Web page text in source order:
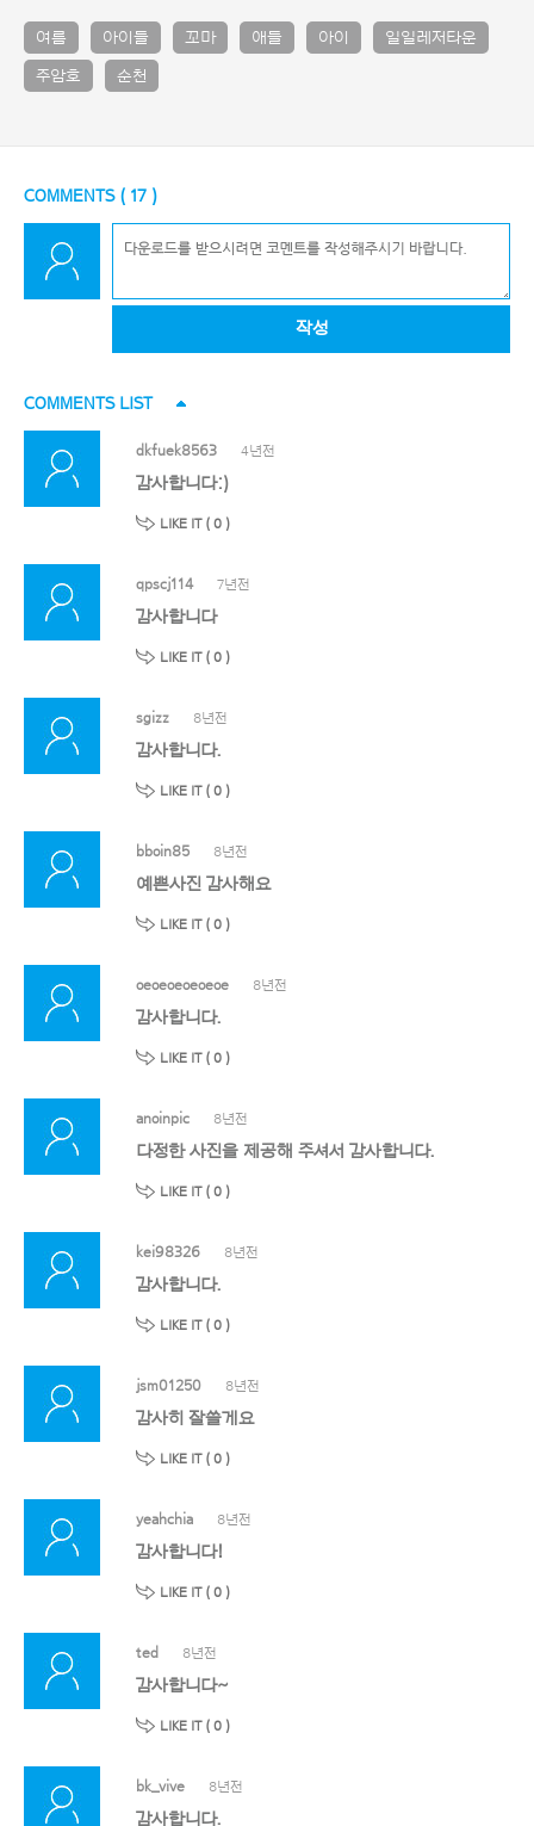
여름 아이들 꼬마 애들 아이 일일레저타운
주암호 순천
COMMENTS ( 17 )
작성
COMMENTS LIST
dkfuek8563 4년전
감사합니다:)
LIKE IT ( 0 )
qpscj114 7년전
감사합니다
LIKE IT ( 0 )
sgizz 8년전
감사합니다.
LIKE IT ( 0 )
bboin85 8년전
예쁜사진 감사해요
LIKE IT ( 0 )
oeoeoeoeoeoe 8년전
감사합니다.
LIKE IT ( 0 )
anoinpic 8년전
다정한 사진을 제공해 주셔서 감사합니다.
LIKE IT ( 0 )
kei98326 8년전
감사합니다.
LIKE IT ( 0 )
jsm01250 8년전
감사히 잘쓸게요
LIKE IT ( 0 )
yeahchia 8년전
감사합니다!
LIKE IT ( 0 )
ted 8년전
감사합니다~
LIKE IT ( 0 )
bk_vive 8년전
감사합니다.